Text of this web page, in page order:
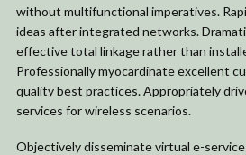
without multifunctional imperatives.
ideas after integrated networks.
effective total linkage rather than
Professionally myocardinate excellent
quality best practices. Appropriately
services for wireless scenarios.
Objectively disseminate virtual e-